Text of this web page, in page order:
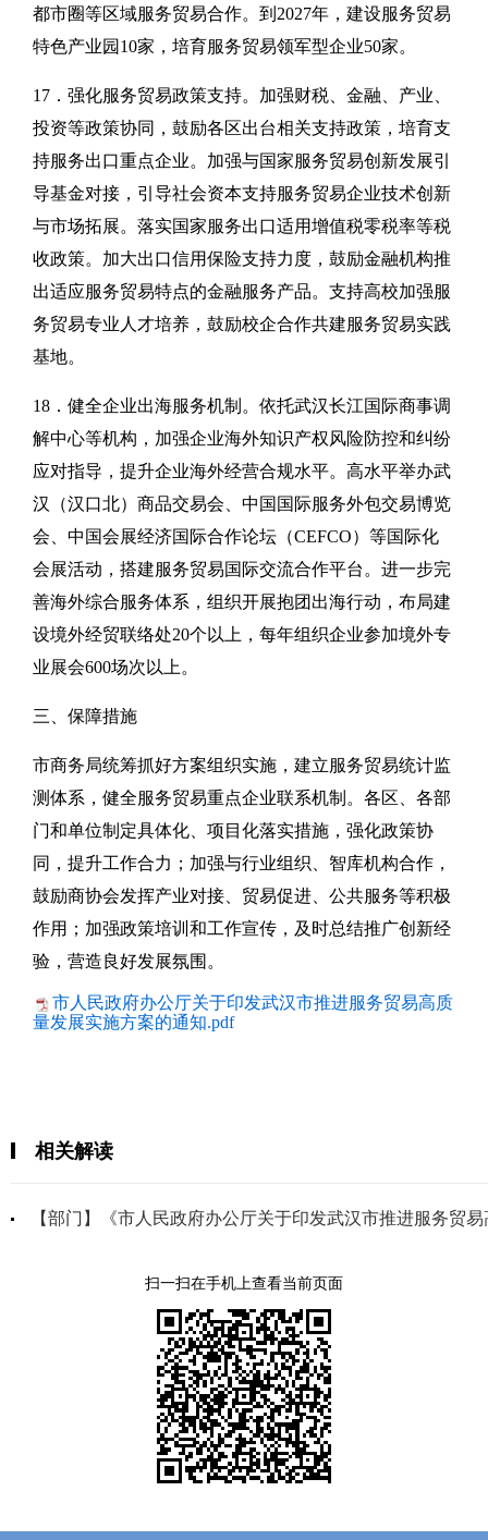
都市圈等区域服务贸易合作。到2027年，建设服务贸易
特色产业园10家，培育服务贸易领军型企业50家。
17．强化服务贸易政策支持。加强财税、金融、产业、
投资等政策协同，鼓励各区出台相关支持政策，培育支
持服务出口重点企业。加强与国家服务贸易创新发展引
导基金对接，引导社会资本支持服务贸易企业技术创新
与市场拓展。落实国家服务出口适用增值税零税率等税
收政策。加大出口信用保险支持力度，鼓励金融机构推
出适应服务贸易特点的金融服务产品。支持高校加强服
务贸易专业人才培养，鼓励校企合作共建服务贸易实践
基地。
18．健全企业出海服务机制。依托武汉长江国际商事调
解中心等机构，加强企业海外知识产权风险防控和纠纷
应对指导，提升企业海外经营合规水平。高水平举办武
汉（汉口北）商品交易会、中国国际服务外包交易博览
会、中国会展经济国际合作论坛（CEFCO）等国际化
会展活动，搭建服务贸易国际交流合作平台。进一步完
善海外综合服务体系，组织开展抱团出海行动，布局建
设境外经贸联络处20个以上，每年组织企业参加境外专
业展会600场次以上。
三、保障措施
市商务局统筹抓好方案组织实施，建立服务贸易统计监
测体系，健全服务贸易重点企业联系机制。各区、各部
门和单位制定具体化、项目化落实措施，强化政策协
同，提升工作合力；加强与行业组织、智库机构合作，
鼓励商协会发挥产业对接、贸易促进、公共服务等积极
作用；加强政策培训和工作宣传，及时总结推广创新经
验，营造良好发展氛围。
市人民政府办公厅关于印发武汉市推进服务贸易高质
量发展实施方案的通知.pdf
相关解读
【部门】《市人民政府办公厅关于印发武汉市推进服务贸
扫一扫在手机上查看当前页面